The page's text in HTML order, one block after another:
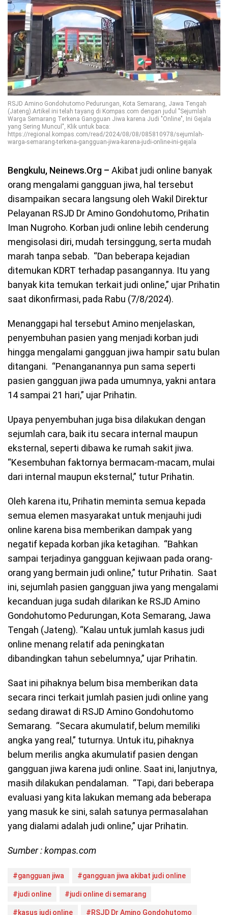
RSJD Amino Gondohutomo Pedurungan, Kota Semarang, Jawa Tengah
(Jateng).Artikel ini telah tayang di Kompas.com dengan judul "Sejumlah
Warga Semarang Terkena Gangguan Jiwa karena Judi "Online", Ini Gejala
yang Sering Muncul", Klik untuk baca:
https://regional.kompas.com/read/2024/08/08/085810978/sejumlah-
warga-semarang-terkena-gangguan-jiwa-karena-judi-online-ini-gejala
Bengkulu, Neinews.Org – Akibat judi online banyak
orang mengalami gangguan jiwa, hal tersebut
disampaikan secara langsung oleh Wakil Direktur
Pelayanan RSJD Dr Amino Gondohutomo, Prihatin
Iman Nugroho. Korban judi online lebih cenderung
mengisolasi diri, mudah tersinggung, serta mudah
marah tanpa sebab. “Dan beberapa kejadian
ditemukan KDRT terhadap pasangannya. Itu yang
banyak kita temukan terkait judi online,” ujar Prihatin
saat dikonfirmasi, pada Rabu (7/8/2024).
Menanggapi hal tersebut Amino menjelaskan,
penyembuhan pasien yang menjadi korban judi
hingga mengalami gangguan jiwa hampir satu bulan
ditangani. “Penanganannya pun sama seperti
pasien gangguan jiwa pada umumnya, yakni antara
14 sampai 21 hari,” ujar Prihatin.
Upaya penyembuhan juga bisa dilakukan dengan
sejumlah cara, baik itu secara internal maupun
eksternal, seperti dibawa ke rumah sakit jiwa.
“Kesembuhan faktornya bermacam-macam, mulai
dari internal maupun eksternal,” tutur Prihatin.
Oleh karena itu, Prihatin meminta semua kepada
semua elemen masyarakat untuk menjauhi judi
online karena bisa memberikan dampak yang
negatif kepada korban jika ketagihan. “Bahkan
sampai terjadinya gangguan kejiwaan pada orang-
orang yang bermain judi online,” tutur Prihatin. Saat
ini, sejumlah pasien gangguan jiwa yang mengalami
kecanduan juga sudah dilarikan ke RSJD Amino
Gondohutomo Pedurungan, Kota Semarang, Jawa
Tengah (Jateng). “Kalau untuk jumlah kasus judi
online menang relatif ada peningkatan
dibandingkan tahun sebelumnya,” ujar Prihatin.
Saat ini pihaknya belum bisa memberikan data
secara rinci terkait jumlah pasien judi online yang
sedang dirawat di RSJD Amino Gondohutomo
Semarang. “Secara akumulatif, belum memiliki
angka yang real,” tuturnya. Untuk itu, pihaknya
belum merilis angka akumulatif pasien dengan
gangguan jiwa karena judi online. Saat ini, lanjutnya,
masih dilakukan pendalaman. “Tapi, dari beberapa
evaluasi yang kita lakukan memang ada beberapa
yang masuk ke sini, salah satunya permasalahan
yang dialami adalah judi online,” ujar Prihatin.
Sumber : kompas.com
#gangguan jiwa #gangguan jiwa akibat judi online
#judi online #judi online di semarang
#kasus judi online #RSJD Dr Amino Gondohutomo